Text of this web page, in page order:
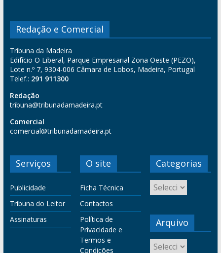
Redação e Comercial
Tribuna da Madeira
Edifício O Liberal, Parque Empresarial Zona Oeste (PEZO),
Lote n.º 7, 9304-006 Câmara de Lobos, Madeira, Portugal
Telef.: 291 911300
Redação
tribuna@tribunadamadeira.pt
Comercial
comercial@tribunadamadeira.pt
Serviços
Publicidade
Tribuna do Leitor
Assinaturas
O site
Ficha Técnica
Contactos
Política de
Privacidade e
Termos e
Condições
Categorias
Arquivo